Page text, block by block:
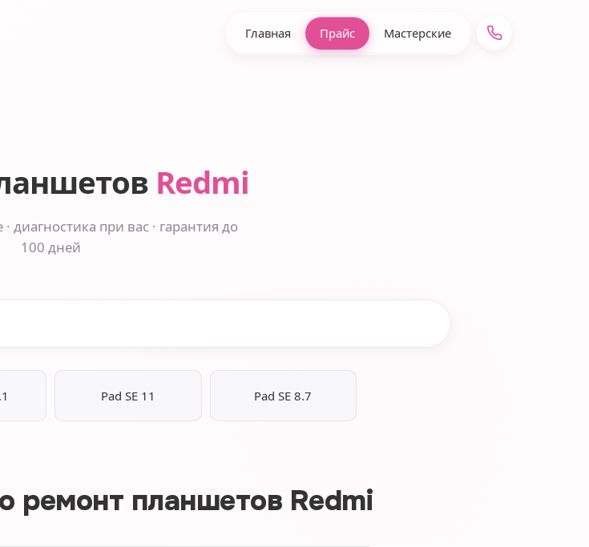
Главная Прайс Мастерские
Redmi
диагностика при вас · гарантия до
100 дней
Pad SE 11 Pad SE 8.7
ремонт планшетов Redmi